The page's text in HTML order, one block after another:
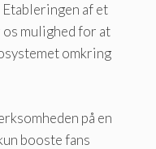
af ​​et
mulighed for at
omkring
på en
booste fans